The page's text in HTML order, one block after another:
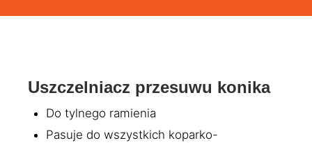
Uszczelniacz przesuwu konika
Do tylnego ramienia
Pasuje do wszystkich koparko-